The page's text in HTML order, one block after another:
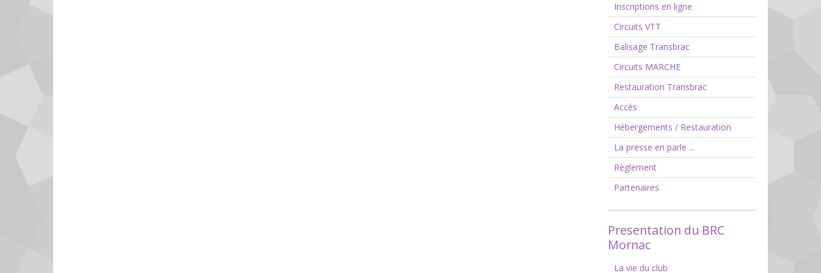
Inscriptions en ligne
Circuits VTT
Balisage Transbrac
Circuits MARCHE
Restauration Transbrac
Accès
Hébergements / Restauration
La presse en parle ...
Règlement
Partenaires
Presentation du BRC
Mornac
La vie du club